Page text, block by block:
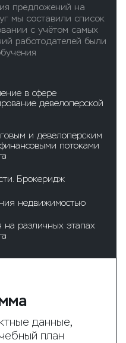
предложений на
мы составили список
с учётом самых
работодателей были
в сфере
девелоперской
и девелоперским
потоками
Брокеридж
недвижимостью
различных этапах
данные,
план